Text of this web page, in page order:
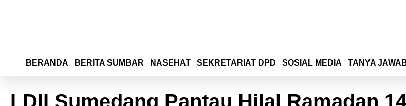
BERANDA BERITA SUMBAR NASEHAT SEKRETARIAT DPD SOSIAL MEDIA TANYA
LDII Sumedang Pantau Hilal Ramadan